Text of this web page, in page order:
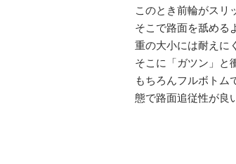
このとき前輪がスリ
そこで路面を舐める
重の大小には耐えに
そこに「ガツン」と
もちろんフルボトム
態で路面追従性が良